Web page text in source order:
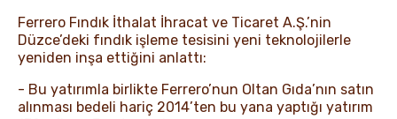
Ferrero Fındık İthalat İhracat ve Ticaret A.Ş.’nin
Düzce’deki fındık işleme tesisini yeni teknolojilerle
yeniden inşa ettiğini anlattı:
- Bu yatırımla birlikte Ferrero’nun Oltan Gıda’nın satın
alınması bedeli hariç 2014’ten bu yana yaptığı yatırım